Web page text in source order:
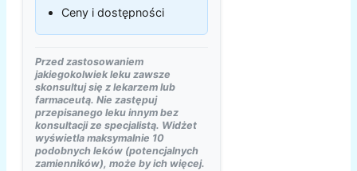
Ceny i dostępności
Przed zastosowaniem
jakiegokolwiek leku zawsze
skonsultuj się z lekarzem lub
farmaceutą. Nie zastępuj
przepisanego leku innym bez
konsultacji ze specjalistą. Widżet
wyświetla maksymalnie 10
podobnych leków (potencjalnych
zamienników), może by ich więcej.